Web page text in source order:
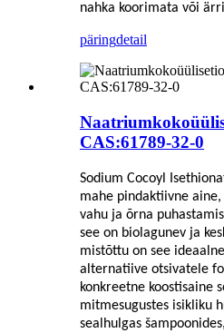
nahka koorimata või
päringdetail
CAS:61789-32-0
Sodium Cocoyl
mahe pindaktiivne
vahu ja õrna
see on biolagunev ja
mistõttu on see
alternatiive otsivatele
konkreetne koostisaine
mitmesugustes isikliku
sealhulgas